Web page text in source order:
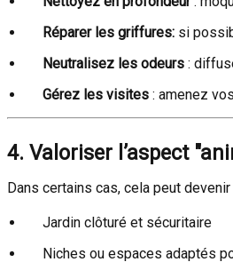
Réparer les griffures: si
Neutralisez les odeurs :
Gérez les visites : amenez
4. Valoriser l’aspect
Dans certains cas, cela peut devenir
Jardin clôturé et sécuritaire
Niches ou espaces adaptés